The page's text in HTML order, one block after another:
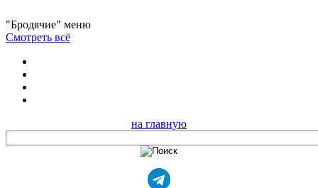
"Бродячие" меню
Смотреть всё
на главную